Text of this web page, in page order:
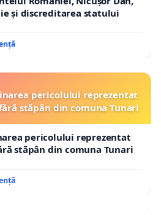
și discreditarea statului
pericolului reprezentat
stăpân din comuna Tunari
pericolului reprezentat
stăpân din comuna Tunari